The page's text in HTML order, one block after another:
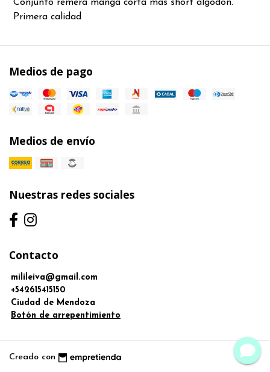
Conjunto remera manga corta mas short algodón.
Primera calidad
Medios de pago
Medios de envío
Nuestras redes sociales
Contacto
milileiva@gmail.com
+542615415150
Ciudad de Mendoza
Botón de arrepentimiento
Creado con